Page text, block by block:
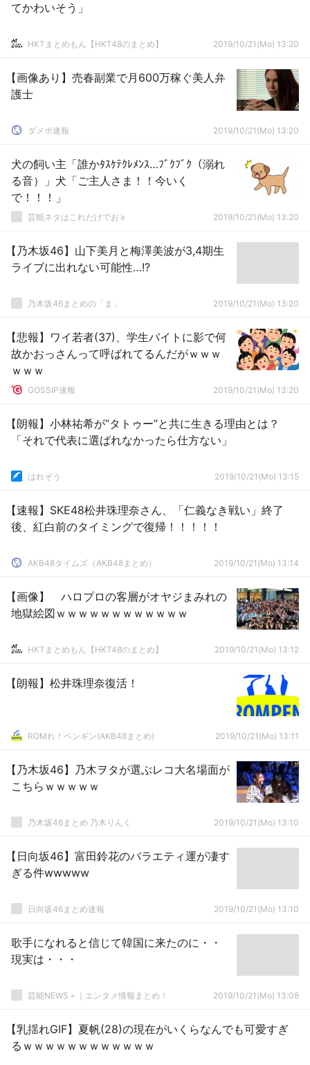
てかわいそう」
HKTまとめもん【HKT48のまとめ】 2019/10/21(Mo) 13:20
【画像あり】売春副業で月600万稼ぐ美人弁
護士
ダメポ速報 2019/10/21(Mo) 13:20
犬の飼い主「誰かﾀｽｹﾃｸﾚﾒﾝｽ…ﾌﾞｸﾌﾞｸ（溺れ
る音）」犬「ご主人さま！！今いく
で！！！」
芸能ネタはこれだけでおｋ 2019/10/21(Mo) 13:20
【乃木坂46】山下美月と梅澤美波が3,4期生
ライブに出れない可能性…!?
乃木坂46まとめの「ま」 2019/10/21(Mo) 13:20
【悲報】ワイ若者(37)、学生バイトに影で何
故かおっさんって呼ばれてるんだがｗｗｗ
ｗｗｗ
GOSSIP速報 2019/10/21(Mo) 13:20
【朗報】小林祐希が“タトゥー”と共に生きる理由とは？
「それで代表に選ばれなかったら仕方ない」
はれぞう 2019/10/21(Mo) 13:15
【速報】SKE48松井珠理奈さん、「仁義なき戦い」終了
後、紅白前のタイミングで復帰！！！！！
AKB48タイムズ（AKB48まとめ） 2019/10/21(Mo) 13:14
【画像】 ハロプロの客層がオヤジまみれの
地獄絵図ｗｗｗｗｗｗｗｗｗｗｗｗ
HKTまとめもん【HKT48のまとめ】 2019/10/21(Mo) 13:12
【朗報】松井珠理奈復活！
ROMれ！ペンギン(AKB48まとめ) 2019/10/21(Mo) 13:11
【乃木坂46】乃木ヲタが選ぶレコ大名場面が
こちらｗｗｗｗｗ
乃木坂46まとめ 乃木りんく 2019/10/21(Mo) 13:10
【日向坂46】富田鈴花のバラエティ運が凄す
ぎる件wwwww
日向坂46まとめ速報 2019/10/21(Mo) 13:10
歌手になれると信じて韓国に来たのに・・
現実は・・・
芸能NEWS＋｜エンタメ情報まとめ！ 2019/10/21(Mo) 13:08
【乳揺れGIF】夏帆(28)の現在がいくらなんでも可愛すぎ
るｗｗｗｗｗｗｗｗｗｗｗｗ